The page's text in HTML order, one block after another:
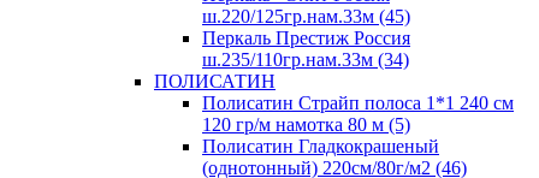
ш.220/125гр.нам.33м (45)
Перкаль Престиж Россия
ш.235/110гр.нам.33м (34)
ПОЛИСАТИН
Полисатин Страйп полоса 1*1 240 см
120 гр/м намотка 80 м (5)
Полисатин Гладкокрашеный
(однотонный) 220см/80г/м2 (46)